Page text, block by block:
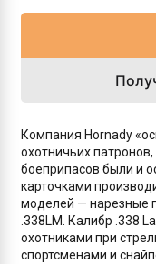
Компания Hornady
охотничьих
боеприпасов были и
карточками
моделей — нарезные
.338LM. Калибр .338
охотниками при
спортсменами и